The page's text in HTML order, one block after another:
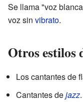
Se llama "voz
voz sin vibrato.
Otros estilos
Los cantantes de
Cantantes dejazz.